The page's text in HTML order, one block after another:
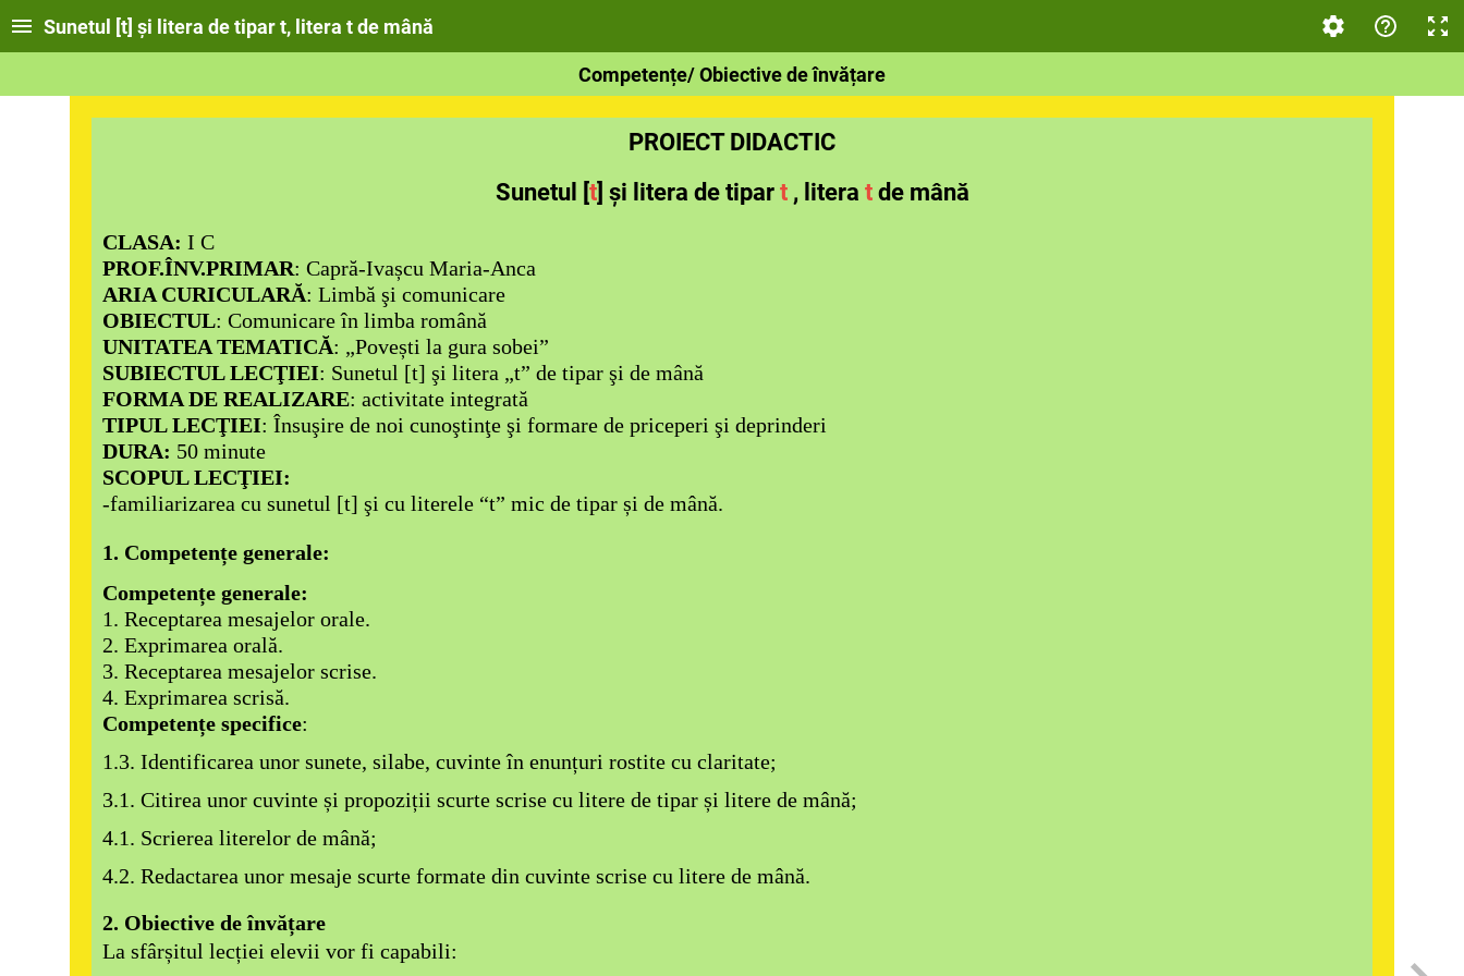
Sunetul [t] și litera de tipar t, litera t de mână
Competențe/ Obiective de învățare
PROIECT DIDACTIC
Sunetul [t] și litera de tipar t , litera tde mână
CLASA: I C
PROF.ÎNV.PRIMAR: Capră-Ivașcu Maria-Anca
ARIA CURICULARĂ: Limbă şi comunicare
OBIECTUL: Comunicare în limba română
UNITATEA TEMATICĂ: „Povești la gura sobei”
SUBIECTUL LECŢIEI: Sunetul [t] şi litera „t” de tipar şi de mână
FORMA DE REALIZARE: activitate integrată
TIPUL LECŢIEI: Însuşire de noi cunoştinţe şi formare de priceperi şi deprinderi
DURA: 50 minute
SCOPUL LECŢIEI:
-familiarizarea cu sunetul [t] şi cu literele “t” mic de tipar și de mână.
1. Competențe generale:
Competențe generale:
1. Receptarea mesajelor orale.
2. Exprimarea orală.
3. Receptarea mesajelor scrise.
4. Exprimarea scrisă.
Competențe specifice:
1.3. Identificarea unor sunete, silabe, cuvinte în enunțuri rostite cu claritate;
3.1. Citirea unor cuvinte și propoziții scurte scrise cu litere de tipar și litere de mână;
4.1. Scrierea literelor de mână;
4.2. Redactarea unor mesaje scurte formate din cuvinte scrise cu litere de mână.
2. Obiective de învățare
La sfârșitul lecției elevii vor fi capabili: